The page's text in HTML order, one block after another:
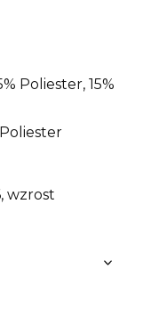
Poliester, 15%
wzrost